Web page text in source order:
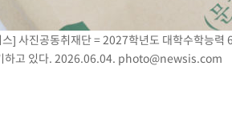
] 사진공동취재단 = 2027학년도 대학수학능력
하고 있다. 2026.06.04. photo@newsis.com